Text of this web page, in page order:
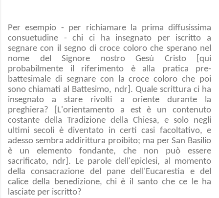
Per esempio - per richiamare la prima diffusissima
consuetudine - chi ci ha insegnato per iscritto a
segnare con il segno di croce coloro che sperano nel
nome del Signore nostro Gesù Cristo [qui
probabilmente il riferimento è alla pratica pre-
battesimale di segnare con la croce coloro che poi
sono chiamati al Battesimo, ndr]. Quale scrittura ci ha
insegnato a stare rivolti a oriente durante la
preghiera? [L'orientamento a est è un contenuto
costante della Tradizione della Chiesa, e solo negli
ultimi secoli è diventato in certi casi facoltativo, e
adesso sembra addirittura proibito; ma per San Basilio
è un elemento fondante, che non può essere
sacrificato, ndr]. Le parole dell'epiclesi, al momento
della consacrazione del pane dell'Eucarestia e del
calice della benedizione, chi è il santo che ce le ha
lasciate per iscritto?